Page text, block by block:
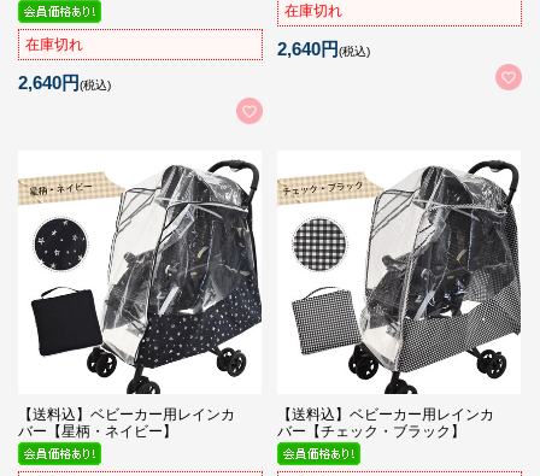
在庫切れ
2,640円(税込)
在庫切れ
2,640円(税込)
【送料込】ベビーカー用レインカ
バー【星柄・ネイビー】
【送料込】ベビーカー用レインカ
バー【チェック・ブラック】